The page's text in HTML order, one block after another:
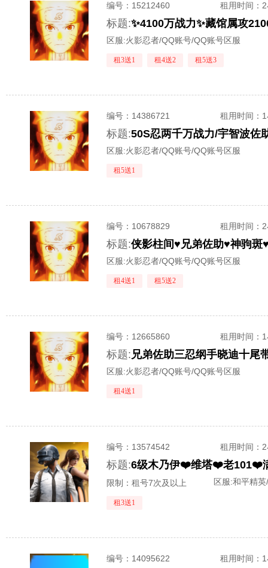
编号： 15212460 租用时间 ：
标题:
区服:火影忍者/QQ账号/QQ账号区服
租3送1 租4送2 租5送3
编号： 14386721 租用时间 ：
标题:
区服:火影忍者/QQ账号/QQ账号区服
租5送1
编号： 10678829 租用时间 ：
标题:
区服:火影忍者/QQ账号/QQ账号区服
租4送1 租5送2
编号： 12665860 租用时间 ：
标题:兄弟佐助三忍纲手晓迪十尾
区服:火影忍者/QQ账号/QQ账号区服
租4送1
编号： 13574542 租用时间 ：
标题:
限制：租号7次及以上 区服:和平精
租3送1
编号： 14095622 租用时间 ：